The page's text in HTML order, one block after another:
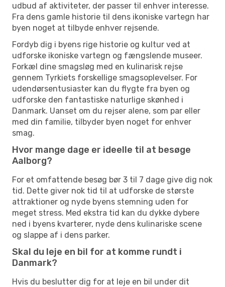
udbud af aktiviteter, der passer til enhver interesse.
Fra dens gamle historie til dens ikoniske vartegn har
byen noget at tilbyde enhver rejsende.
Fordyb dig i byens rige historie og kultur ved at
udforske ikoniske vartegn og fængslende museer.
Forkæl dine smagsløg med en kulinarisk rejse
gennem Tyrkiets forskellige smagsoplevelser. For
udendørsentusiaster kan du flygte fra byen og
udforske den fantastiske naturlige skønhed i
Danmark. Uanset om du rejser alene, som par eller
med din familie, tilbyder byen noget for enhver
smag.
Hvor mange dage er ideelle til at besøge
Aalborg?
For et omfattende besøg bør 3 til 7 dage give dig nok
tid. Dette giver nok tid til at udforske de største
attraktioner og nyde byens stemning uden for
meget stress. Med ekstra tid kan du dykke dybere
ned i byens kvarterer, nyde dens kulinariske scene
og slappe af i dens parker.
Skal du leje en bil for at komme rundt i
Danmark?
Hvis du beslutter dig for at leje en bil under dit